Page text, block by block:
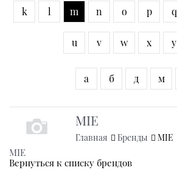
k l m n o p q
u v w x y
а б д м
MIE
Главная Бренды MIE
MIE
Вернуться к списку брендов